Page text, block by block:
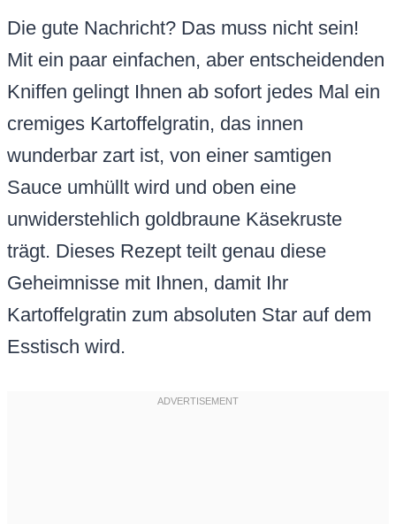
Die gute Nachricht? Das muss nicht sein!
Mit ein paar einfachen, aber entscheidenden
Kniffen gelingt Ihnen ab sofort jedes Mal ein
cremiges Kartoffelgratin, das innen
wunderbar zart ist, von einer samtigen
Sauce umhüllt wird und oben eine
unwiderstehlich goldbraune Käsekruste
trägt. Dieses Rezept teilt genau diese
Geheimnisse mit Ihnen, damit Ihr
Kartoffelgratin zum absoluten Star auf dem
Esstisch wird.